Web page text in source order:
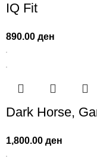
IQ Fit
890.00ден
Dark Horse,
1,800.00ден